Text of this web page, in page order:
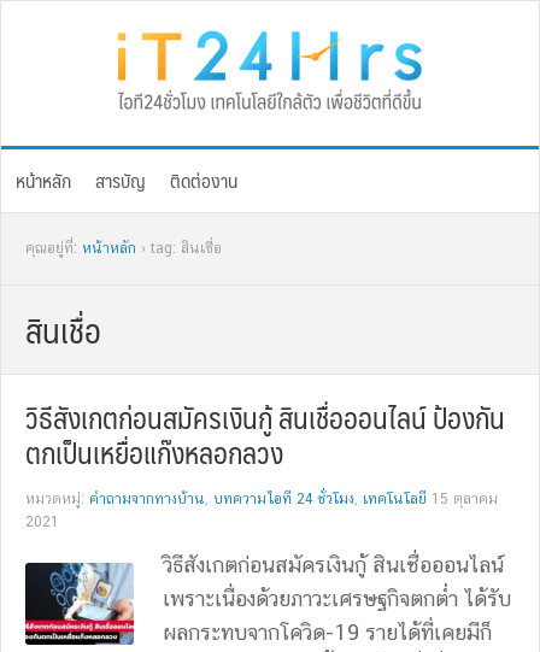
หน้าหลัก สารบัญ ติดต่องาน
คุณอยู่ที่: หน้าหลัก › tag: สินเชื่อ
สินเชื่อ
วิธีสังเกตก่อนสมัครเงินกู้ สินเชื่อออนไลน์ ป้องกัน
ตกเป็นเหยื่อแก๊งหลอกลวง
หมวดหมู่: คำถามจากทางบ้าน, บทความไอที 24 ชั่วโมง, เทคโนโลยี 15 ตุลาคม
2021
วิธีสังเกตก่อนสมัครเงินกู้ สินเชื่อออนไลน์
เพราะเนื่องด้วยภาวะเศรษฐกิจตกต่ำ ได้รับ
ผลกระทบจากโควิด-19 รายได้ที่เคยมีก็